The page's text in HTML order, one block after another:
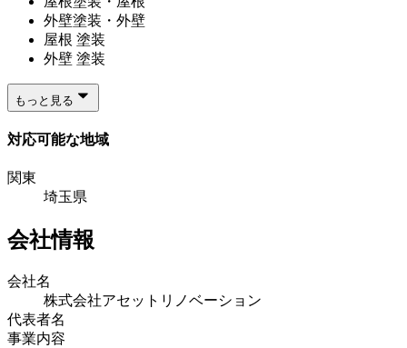
外壁塗装・外壁
屋根 塗装
外壁 塗装
もっと見る
対応可能な地域
関東
埼玉県
会社情報
会社名
株式会社アセットリノベーション
代表者名
事業内容